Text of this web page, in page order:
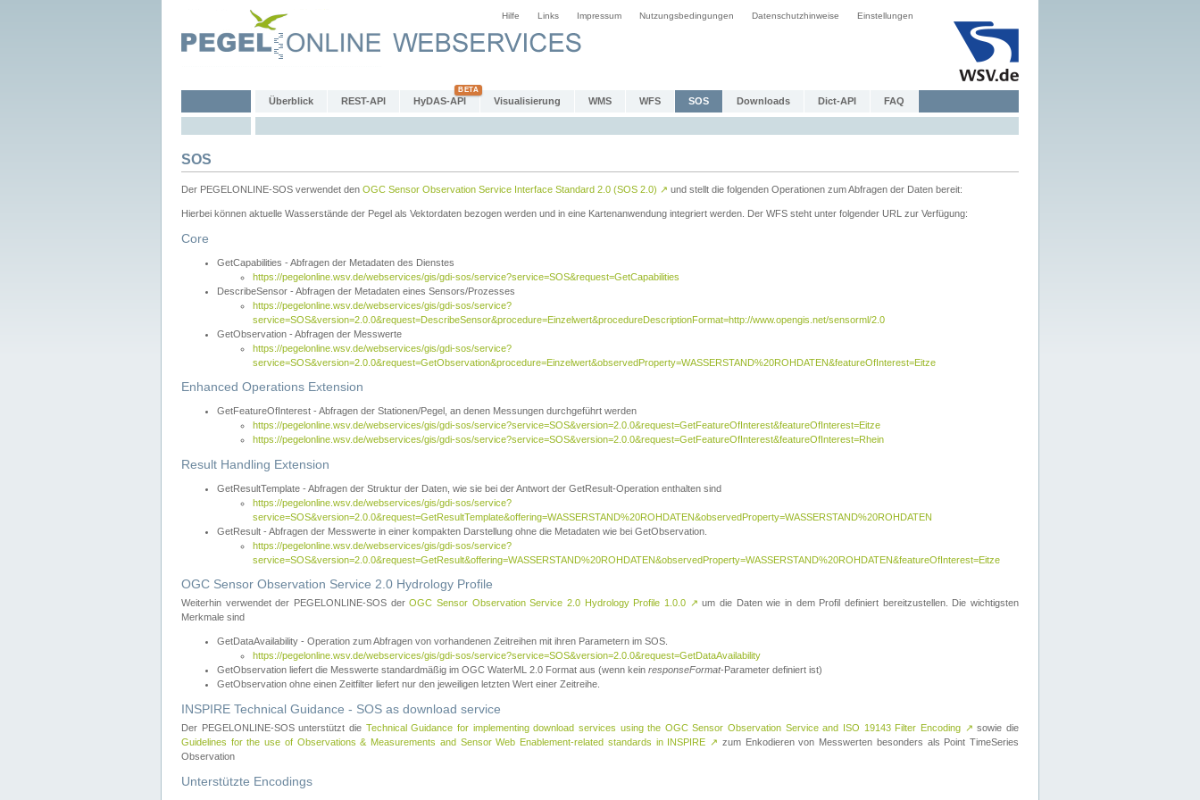
Hilfe Links Impressum Nutzungsbedingungen Datenschutzhinweise Einstellungen
Überblick REST-API HyDAS-API Visualisierung WMS WFS SOS Downloads Dict-API FAQ
SOS
Der PEGELONLINE-SOS verwendet den OGC Sensor Observation Service Interface Standard 2.0 (SOS 2.0) ↗ und stellt die folgenden Operationen zum Abfragen der Daten bereit:
Hierbei können aktuelle Wasserstände der Pegel als Vektordaten bezogen werden und in eine Kartenanwendung integriert werden. Der WFS steht unter folgender URL zur Verfügung:
Core
GetCapabilities - Abfragen der Metadaten des Dienstes
https://pegelonline.wsv.de/webservices/gis/gdi-sos/service?service=SOS&request=GetCapabilities
DescribeSensor - Abfragen der Metadaten eines Sensors/Prozesses
https://pegelonline.wsv.de/webservices/gis/gdi-sos/service?
service=SOS&version=2.0.0&request=DescribeSensor&procedure=Einzelwert&procedureDescriptionFormat=http://www.opengis.net/sensorml/2.0
GetObservation - Abfragen der Messwerte
https://pegelonline.wsv.de/webservices/gis/gdi-sos/service?
service=SOS&version=2.0.0&request=GetObservation&procedure=Einzelwert&observedProperty=WASSERSTAND%20ROHDATEN&featureOfInterest=Eitze
Enhanced Operations Extension
GetFeatureOfInterest - Abfragen der Stationen/Pegel, an denen Messungen durchgeführt werden
https://pegelonline.wsv.de/webservices/gis/gdi-sos/service?service=SOS&version=2.0.0&request=GetFeatureOfInterest&featureOfInterest=Eitze
https://pegelonline.wsv.de/webservices/gis/gdi-sos/service?service=SOS&version=2.0.0&request=GetFeatureOfInterest&featureOfInterest=Rhein
Result Handling Extension
GetResultTemplate - Abfragen der Struktur der Daten, wie sie bei der Antwort der GetResult-Operation enthalten sind
https://pegelonline.wsv.de/webservices/gis/gdi-sos/service?
service=SOS&version=2.0.0&request=GetResultTemplate&offering=WASSERSTAND%20ROHDATEN&observedProperty=WASSERSTAND%20ROHDATEN
GetResult - Abfragen der Messwerte in einer kompakten Darstellung ohne die Metadaten wie bei GetObservation.
https://pegelonline.wsv.de/webservices/gis/gdi-sos/service?
service=SOS&version=2.0.0&request=GetResult&offering=WASSERSTAND%20ROHDATEN&observedProperty=WASSERSTAND%20ROHDATEN&featureOfInterest=Eitze
OGC Sensor Observation Service 2.0 Hydrology Profile
Weiterhin verwendet der PEGELONLINE-SOS derOGC Sensor Observation Service 2.0 Hydrology Profile 1.0.0 ↗ um die Daten wie in dem Profil definiert bereitzustellen. Die wichtigsten
Merkmale sind
GetDataAvailability - Operation zum Abfragen von vorhandenen Zeitreihen mit ihren Parametern im SOS.
https://pegelonline.wsv.de/webservices/gis/gdi-sos/service?service=SOS&version=2.0.0&request=GetDataAvailability
GetObservation liefert die Messwerte standardmäßig im OGC WaterML 2.0 Format aus (wenn kein responseFormat-Parameter definiert ist)
GetObservation ohne einen Zeitfilter liefert nur den jeweiligen letzten Wert einer Zeitreihe.
INSPIRE Technical Guidance - SOS as download service
Der PEGELONLINE-SOS unterstützt die Technical Guidance for implementing download services using the OGC Sensor Observation Service and ISO 19143 Filter Encoding ↗ sowie die
Guidelines for the use of Observations & Measurements and Sensor Web Enablement-related standards in INSPIRE ↗ zum Enkodieren von Messwerten besonders als Point TimeSeries
Observation
Unterstützte Encodings